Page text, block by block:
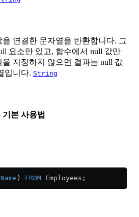
연결한 문자열을 반환합니다. 그
요소만 있고, 함수에서 null 값만
지정하지 않으면 결과는 null 값
입니다. String
본 사용법
Name ) FROM Employees;